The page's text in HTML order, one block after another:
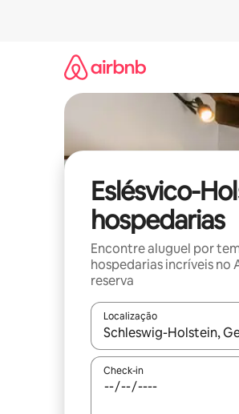
Eslésvico-
hospedarias
Encontre aluguel por
hospedarias incríveis no
reserva
Localização
Quando os resultados
Check-in